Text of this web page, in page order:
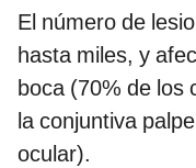
El número de
hasta miles, y
boca (70% de los
la conjuntiva
ocular).